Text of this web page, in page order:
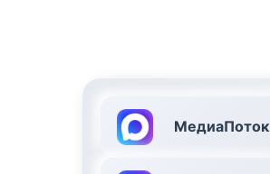
МедиаПоток